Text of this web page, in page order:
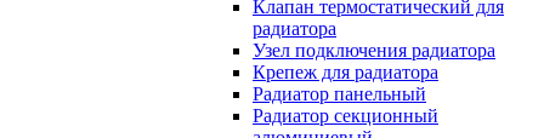
Клапан термостатический для
радиатора
Узел подключения радиатора
Крепеж для радиатора
Радиатор панельный
Радиатор секционный